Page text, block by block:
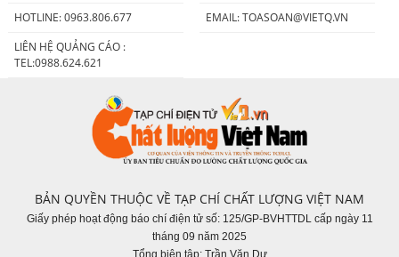
HOTLINE: 0963.806.677
EMAIL:TOASOAN@VIETQ.VN
LIÊN HỆ QUẢNG CÁO :
TEL:0988.624.621
BẢN QUYỀN THUỘC VỀ TẠP CHÍ CHẤT LƯỢNG VIỆT NAM
Giấy phép hoạt động báo chí điện tử số: 125/GP-BVHTTDL cấp ngày 11
tháng 09 năm 2025
Tổng biên tập: Trần Văn Dư